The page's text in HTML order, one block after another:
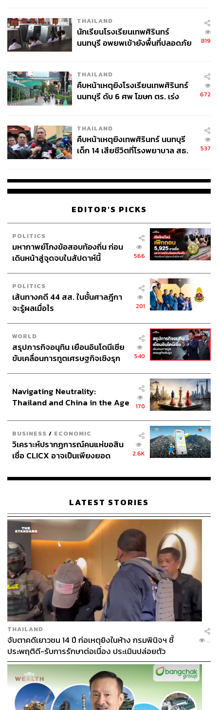
THAILAND
นักเรียนโรงเรียนเทพศิรินทร์
นนทบุรี อพยพเข้ายังพื้นที่ปลอดภัย
819
THAILAND
คืบหน้าเหตุยิงโรงเรียนเทพศิรินทร์
นนทบุรี ดับ 6 ศพ โฆษก ตร. เร่ง
672
THAILAND
คืบหน้าเหตุยิงเทพศิรินทร์ นนทบุรี
เด็ก 14 เสียชีวิตที่โรงพยาบาล สธ.
537
EDITOR'S PICKS
POLITICS
มหากาพย์โกงข้อสอบท้องถิ่น ก่อน
เดินหน้าสู่จุดจบในสัปดาห์นี้
566
POLITICS
เส้นทางคดี 44 สส. ในชั้นศาลฎีกา
จะรู้ผลเมื่อไร
201
WORLD
สรุปภารกิจอนุทิน เยือนอินโดนีเซีย
ขับเคลื่อนการทูตเศรษฐกิจเชิงรุก
540
Navigating Neutrality:
Thailand and China in the Age
170
BUSINESS / ECONOMIC
วิเคราะห์ปรากฏการณ์คนแห่ขอสิน
เชื่อ CLICX อาจเป็นเพียงยอด
เรือนไทยที่ถูกซุกไว้
2.6K
LATEST STORIES
THAILAND
จับตาคดีเยาวชน 14 ปี ก่อเหตุยิงในห้าง กรมพินิจฯ ชี้
ประพฤติดี-รับการรักษาต่อเนื่อง ประเมินปล่อยตัว
...